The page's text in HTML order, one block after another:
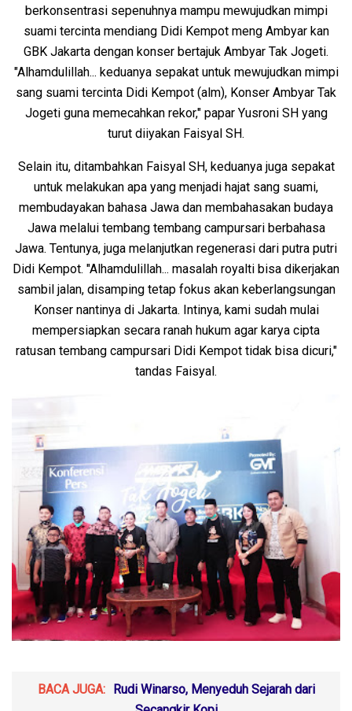
berkonsentrasi sepenuhnya mampu mewujudkan mimpi
suami tercinta mendiang Didi Kempot meng Ambyar kan
GBK Jakarta dengan konser bertajuk Ambyar Tak Jogeti.
"Alhamdulillah... keduanya sepakat untuk mewujudkan mimpi
sang suami tercinta Didi Kempot (alm), Konser Ambyar Tak
Jogeti guna memecahkan rekor," papar Yusroni SH yang
turut diiyakan Faisyal SH.
Selain itu, ditambahkan Faisyal SH, keduanya juga sepakat
untuk melakukan apa yang menjadi hajat sang suami,
membudayakan bahasa Jawa dan membahasakan budaya
Jawa melalui tembang tembang campursari berbahasa
Jawa. Tentunya, juga melanjutkan regenerasi dari putra putri
Didi Kempot. "Alhamdulillah... masalah royalti bisa dikerjakan
sambil jalan, disamping tetap fokus akan keberlangsungan
Konser nantinya di Jakarta. Intinya, kami sudah mulai
mempersiapkan secara ranah hukum agar karya cipta
ratusan tembang campursari Didi Kempot tidak bisa dicuri,"
tandas Faisyal.
BACA JUGA:
Rudi Winarso, Menyeduh Sejarah dari